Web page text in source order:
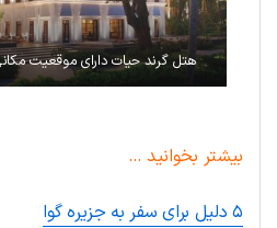
هتل گرند حیات دارای موقعیت
بیشتر بخوانید …
۵ دلیل برای سفر به جزیره گوا